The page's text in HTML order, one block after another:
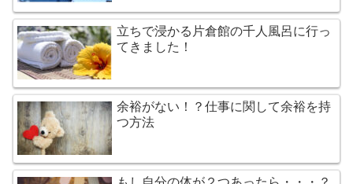
立ちで浸かる片倉館の千人風呂に行っ
てきました！
余裕がない！？仕事に関して余裕を持
つ方法